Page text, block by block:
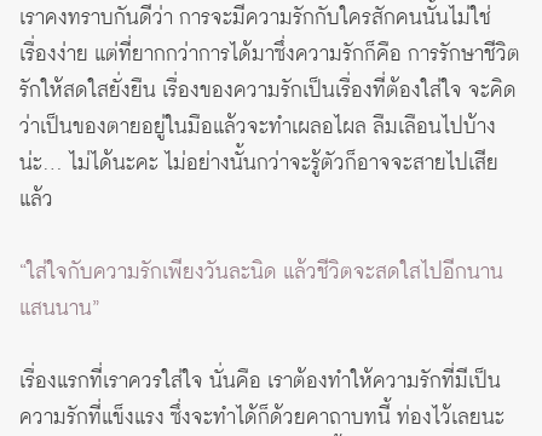
เราคงทราบกันดีว่า การจะมีความรักกับใครสักคนนั้นไม่ใช่
เรื่องง่าย แต่ที่ยากกว่าการได้มาซึ่งความรักก็คือ การรักษาชีวิต
รักให้สดใสยั่งยืน เรื่องของความรักเป็นเรื่องที่ต้องใส่ใจ จะคิด
ว่าเป็นของตายอยู่ในมือแล้วจะทำเผลอไผล ลืมเลือนไปบ้าง
น่ะ… ไม่ได้นะคะ ไม่อย่างนั้นกว่าจะรู้ตัวก็อาจจะสายไปเสีย
แล้ว
“ใส่ใจกับความรักเพียงวันละนิด แล้วชีวิตจะสดใสไปอีกนาน
แสนนาน”
เรื่องแรกที่เราควรใส่ใจ นั่นคือ เราต้องทำให้ความรักที่มีเป็น
ความรักที่แข็งแรง ซึ่งจะทำได้ก็ด้วยคาถาบทนี้ ท่องไว้เลยนะ